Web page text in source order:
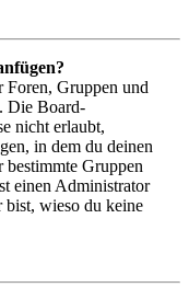
Foren, Gruppen und
Die Board-
nicht erlaubt,
in dem du deinen
bestimmte Gruppen
einen Administrator
bist, wieso du keine